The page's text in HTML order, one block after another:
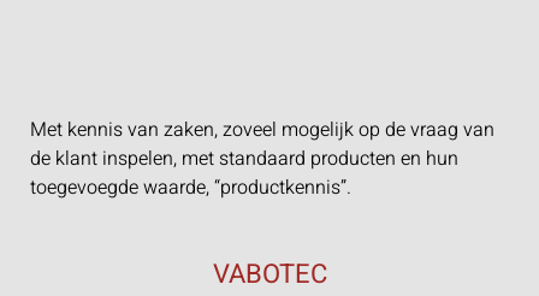
Met kennis van zaken, zoveel mogelijk op de vraag van
de klant inspelen, met standaard producten en hun
toegevoegde waarde, “productkennis”.
VABOTEC